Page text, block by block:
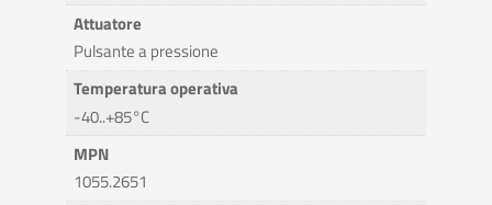
Attuatore
Pulsante a pressione
Temperatura operativa
-40..+85°C
MPN
1055.2651